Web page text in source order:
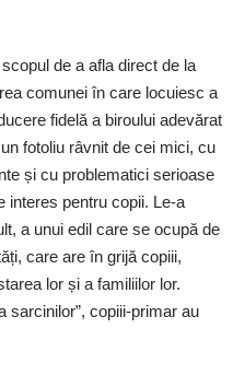
de a afla direct de la
comunei în care locuiesc a
fidelă a biroului adevărat
fotoliu râvnit de cei mici, cu
și cu problematici serioase
interes pentru copii. Le-a
a unui edil care se ocupă de
care are în grijă copiii,
lor și a familiilor lor.
sarcinilor”, copiii-primar au